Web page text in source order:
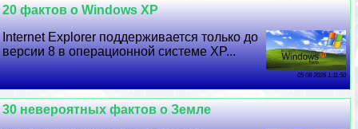
20 фактов о Windows XP
Internet Explorer поддерживается только до
версии 8 в операционной системе XP...
05 08 2026 1:11:50
30 невероятных фактов о Земле